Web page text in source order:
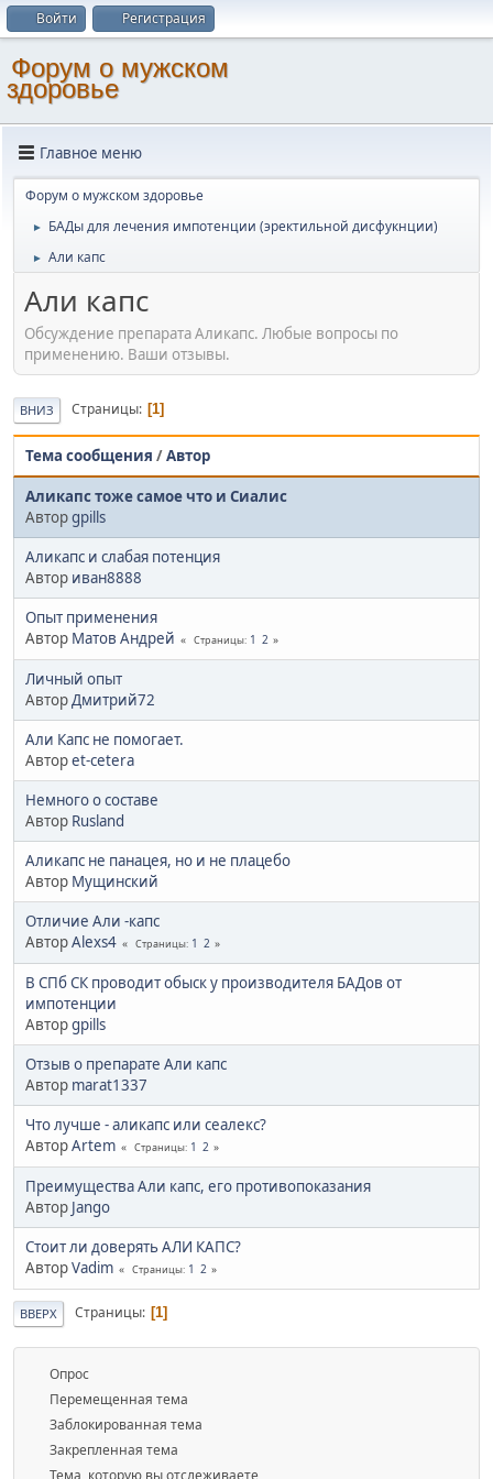
Войти Регистрация
Форум о мужском
здоровье
Главное меню
Форум о мужском здоровье
► БАДы для лечения импотенции (эректильной дисфукнции)
► Али капс
Али капс
Обсуждение препарата Аликапс. Любые вопросы по
применению. Ваши отзывы.
ВНИЗ Страницы 1
Тема сообщения /Автор
Аликапс тоже самое что и Сиалис
Авторgpills
Аликапс и слабая потенция
Автор иван8888
Опыт применения
Автор Матов Андрей Страницы 1 2
Личный опыт
Автор Дмитрий72
Али Капс не помогает.
Авторet-cetera
Немного о составе
Автор Rusland
Аликапс не панацея, но и не плацебо
Автор Мущинский
Отличие Али -капс
АвторAlexs4 Страницы 1 2
В СПб СК проводит обыск у производителя БАДов от
импотенции
Авторgpills
Отзыв о препарате Али капс
Автор marat1337
Что лучше - аликапс или сеалекс?
АвторArtem Страницы 1 2
Преимущества Али капс, его противопоказания
Автор Jango
Стоит ли доверять АЛИ КАПС?
АвторVadim Страницы 1 2
ВВЕРХ Страницы 1
Опрос
Перемещенная тема
Заблокированная тема
Закрепленная тема
Тема, которую вы отслеживаете